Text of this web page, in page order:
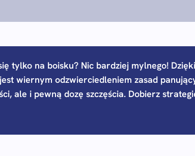
tylko na boisku? Nic bardziej mylnego!
wiernym odzwierciedleniem zasad
ale i pewną dozę szczęścia. Dobierz